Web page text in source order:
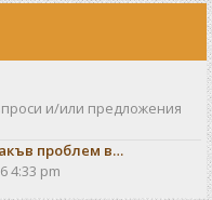
и/или предложения
проблем в…
4:33 pm